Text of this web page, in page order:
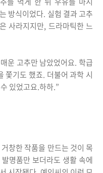
방식이었다. 실험 결과 고추
사라지지만, 드라마틱한 느
운 고추만 남았었어요. 학급
쫓기도 했죠. 더불어 과학 시
있었고요.하하.”
창한 작품을 만드는 것이 목
명품만 보더라도 생활 속에